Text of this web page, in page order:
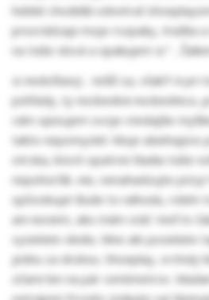
hebké chodidlá odvetrať
prezrádzajú moje rozpaky, triaška
na Vaše slová a opakujem si:"
si nedočkavý... tešíš sa, však?! A pri
pohľady, ty nezbedná
vám opisujem svoje vtedajšie
takto nepomyslel. Moje ubiehajúce
otroka, ktoré opatrne hladia Vaše
nepohoršili...nie, nenahadzujte
spôsobuje! Bude to náhoda, robím
ani neviem, ako mám stáť. Veď to
vysielate okoliu. Mne ale posielate
jednu za druhou. Shoeplay, vrcholy
očami len na pár centimetrov.